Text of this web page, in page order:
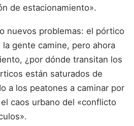
de estacionamiento».
nuevos problemas: el pórtico
gente camine, pero ahora
¿por dónde transitan los
están saturados de
a los peatones a caminar por
caos urbano del «conflicto